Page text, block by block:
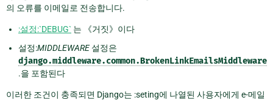
의 오류를 이메일로 전송합니다.
:설정:`DEBUG` 는 《거짓》이다
설정:MIDDLEWARE설정은
django.middleware.common.BrokenLinkEmailsMiddleware
.을 포함된다
이러한 조건이 충족되면 Django는 :seting에 나열된 사용자에게 e-메일